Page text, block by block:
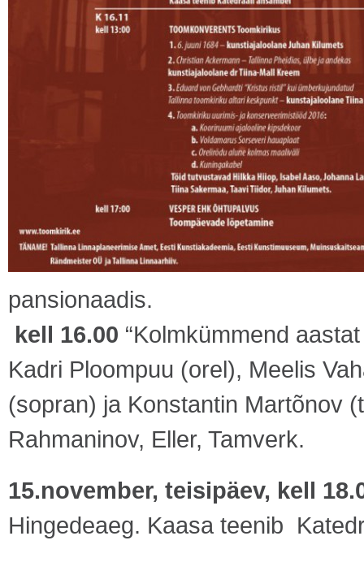
pansionaadis.
kell 16.00 “Kolmkümmend
Kadri Ploompuu (orel), Meelis
(sopran) ja Konstantin Martõnov
Rahmaninov, Eller, Tamverk.
15.november, teisipäev, kell
Hingedeaeg. Kaasa teenib